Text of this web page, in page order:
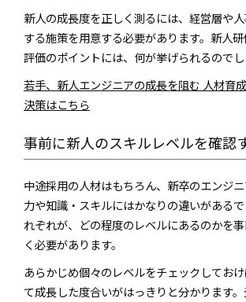
新人の成長度を正しく測るには、経営層や
する施策を用意する必要があります。新人
評価のポイントには、何が挙げられるので
若手、新人エンジニアの成長を阻む 人材育
決策はこちら
事前に新人のスキルレベルを確認
中途採用の人材はもちろん、新卒のエンジ
力や知識・スキルにはかなりの違いがある
れぞれが、どの程度のレベルにあるのかを
く必要があります。
あらかじめ個々のレベルをチェックしてお
て成長した度合いがはっきりと分かります